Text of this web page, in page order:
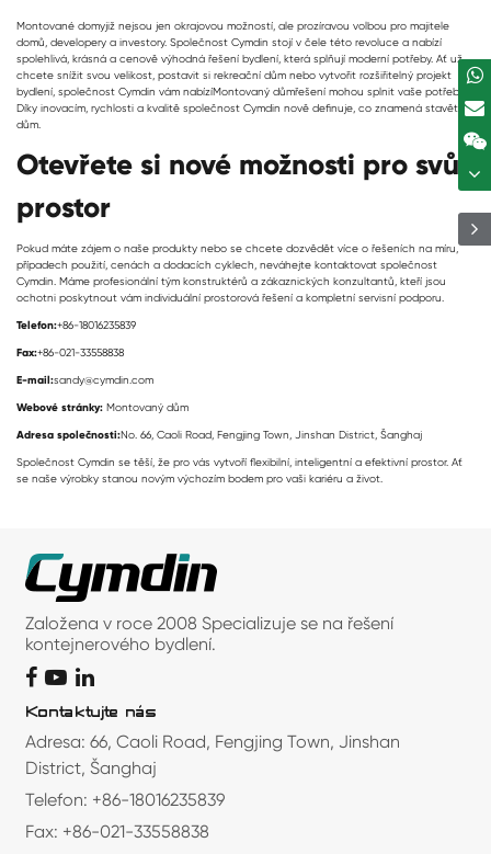
Montované domyjiž nejsou jen okrajovou možností, ale prozíravou volbou pro majitele
domů, developery a investory. Společnost Cymdin stojí v čele této revoluce a nabízí
spolehlivá, krásná a cenově výhodná řešení bydlení, která splňují moderní potřeby. Ať už
chcete snížit svou velikost, postavit si rekreační dům nebo vytvořit rozšiřitelný projekt
bydlení, společnost Cymdin vám nabízíMontovaný důmřešení mohou splnit vaše potřeby.
Díky inovacím, rychlosti a kvalitě společnost Cymdin nově definuje, co znamená stavět
dům.
Otevřete si nové možnosti pro svůj
prostor
Pokud máte zájem o naše produkty nebo se chcete dozvědět více o řešeních na míru,
případech použití, cenách a dodacích cyklech, neváhejte kontaktovat společnost
Cymdin. Máme profesionální tým konstruktérů a zákaznických konzultantů, kteří jsou
ochotni poskytnout vám individuální prostorová řešení a kompletní servisní podporu.
Telefon:+86-18016235839
Fax:+86-021-33558838
E-mail:sandy@cymdin.com
Webové stránky: Montovaný dům
Adresa společnosti:No. 66, Caoli Road, Fengjing Town, Jinshan District, Šanghaj
Společnost Cymdin se těší, že pro vás vytvoří flexibilní, inteligentní a efektivní prostor. Ať
se naše výrobky stanou novým výchozím bodem pro vaši kariéru a život.
Založena v roce 2008 Specializuje se na řešení
kontejnerového bydlení.
Kontaktujte nás
Adresa: 66, Caoli Road, Fengjing Town, Jinshan
District, Šanghaj
Telefon: +86-18016235839
Fax: +86-021-33558838